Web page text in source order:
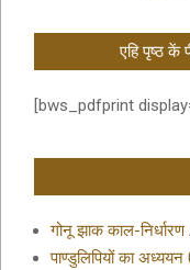
एहि पृष्ठ
[bws_pdfprint
गोनू झाक काल-निर्धारण
पाण्डुलिपियों का अध्ययन